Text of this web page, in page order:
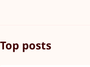
Top posts